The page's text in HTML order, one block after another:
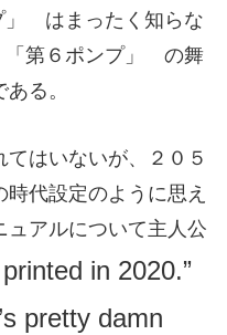
」 はまったく知らな
第６ポンプ」 の舞
る。
はいないが、２０５
代設定のように思え
ュアルについて主人公
in 2020.”
pretty damn